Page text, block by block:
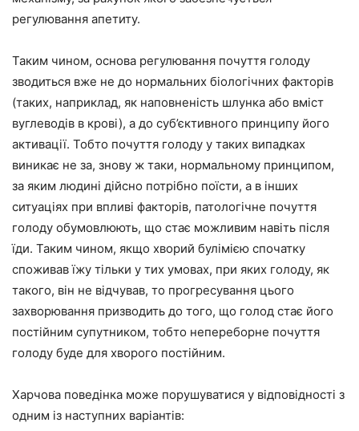
регулювання апетиту.
Таким чином, основа регулювання почуття голоду
зводиться вже не до нормальних біологічних факторів
(таких, наприклад, як наповненість шлунка або вміст
вуглеводів в крові), а до суб’єктивного принципу його
активації. Тобто почуття голоду у таких випадках
виникає не за, знову ж таки, нормальному принципом,
за яким людині дійсно потрібно поїсти, а в інших
ситуаціях при впливі факторів, патологічне почуття
голоду обумовлюють, що стає можливим навіть після
їди. Таким чином, якщо хворий булімією спочатку
споживав їжу тільки у тих умовах, при яких голоду, як
такого, він не відчував, то прогресування цього
захворювання призводить до того, що голод стає його
постійним супутником, тобто непереборне почуття
голоду буде для хворого постійним.
Харчова поведінка може порушуватися у відповідності з
одним із наступних варіантів: